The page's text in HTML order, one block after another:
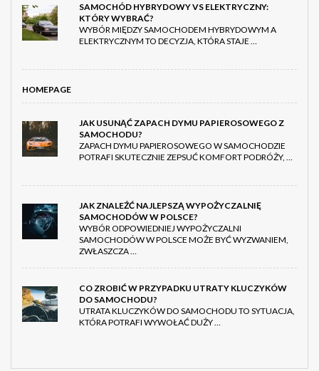
SAMOCHÓD HYBRYDOWY VS ELEKTRYCZNY:
KTÓRY WYBRAĆ?
WYBÓR MIĘDZY SAMOCHODEM HYBRYDOWYM A
ELEKTRYCZNYM TO DECYZJA, KTÓRA STAJE …
HOMEPAGE
JAK USUNĄĆ ZAPACH DYMU PAPIEROSOWEGO Z
SAMOCHODU?
ZAPACH DYMU PAPIEROSOWEGO W SAMOCHODZIE
POTRAFI SKUTECZNIE ZEPSUĆ KOMFORT PODRÓŻY, …
JAK ZNALEŹĆ NAJLEPSZĄ WYPOŻYCZALNIĘ
SAMOCHODÓW W POLSCE?
WYBÓR ODPOWIEDNIEJ WYPOŻYCZALNI
SAMOCHODÓW W POLSCE MOŻE BYĆ WYZWANIEM,
ZWŁASZCZA …
CO ZROBIĆ W PRZYPADKU UTRATY KLUCZYKÓW
DO SAMOCHODU?
UTRATA KLUCZYKÓW DO SAMOCHODU TO SYTUACJA,
KTÓRA POTRAFI WYWOŁAĆ DUŻY …